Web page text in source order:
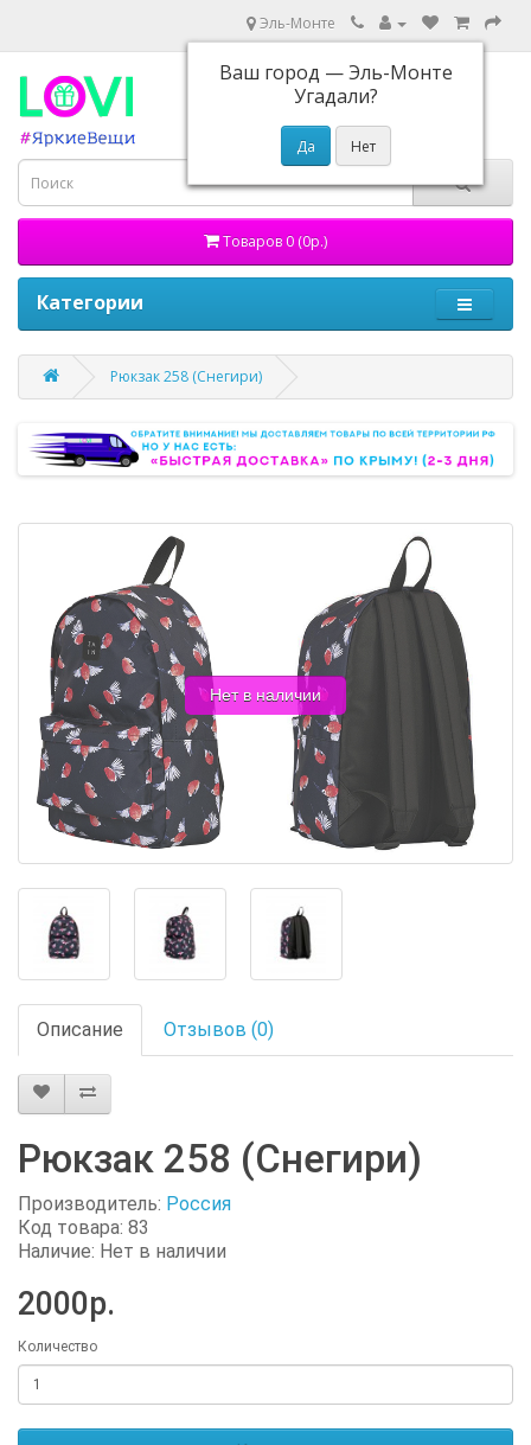
Эль-Монте
Ваш город —Эль-Монте
Угадали?
Товаров 0 (0р.)
Категории
Рюкзак 258 (Снегири)
Нет в наличии
Описание Отзывов (0)
Рюкзак 258 (Снегири)
Производитель: Россия
Код товара: 83
Наличие: Нет в наличии
2000р.
Количество